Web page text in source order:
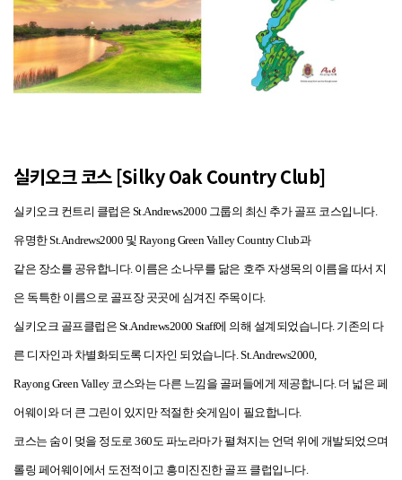
실키오크 코스 [Silky Oak Country Club]
실키오크 컨트리 클럽은 St.Andrews2000 그룹의 최신 추가 골프 코스입니다.
유명한 St.Andrews2000 및 Rayong Green Valley Country Club과
같은 장소를 공유합니다. 이름은 소나무를 닮은 호주 자생목의 이름을 따서 지
은 독특한 이름으로 골프장 곳곳에 심겨진 주목이다.
실키오크 골프클럽은 St.Andrews2000 Staff에 의해 설계되었습니다. 기존의 다
른 디자인과 차별화되도록 디자인 되었습니다. St.Andrews2000,
Rayong Green Valley 코스와는 다른 느낌을 골퍼들에게 제공합니다. 더 넓은 페
어웨이와 더 큰 그린이 있지만 적절한 숏게임이 필요합니다.
코스는 숨이 멎을 정도로 360도 파노라마가 펼쳐지는 언덕 위에 개발되었으며
롤링 페어웨이에서 도전적이고 흥미진진한 골프 클럽입니다.